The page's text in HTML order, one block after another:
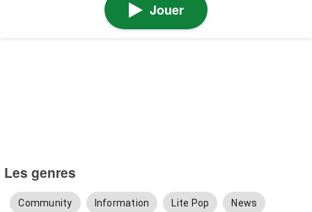
Jouer
Les genres
Community Information Lite Pop News